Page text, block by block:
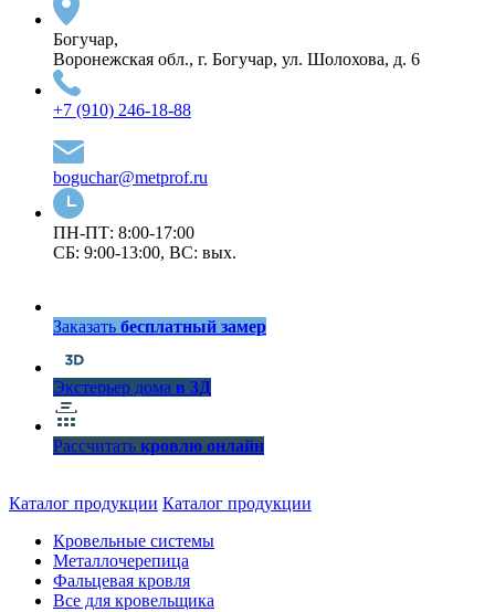
Богучар,
Воронежская обл., г. Богучар, ул. Шолохова, д. 6
+7 (910) 246-18-88
boguchar@metprof.ru
ПН-ПТ: 8:00-17:00
СБ: 9:00-13:00, ВС: вых.
Заказать бесплатный замер
Экстерьер дома в 3Д
Рассчитать кровлю онлайн
Каталог продукции Каталог продукции
Кровельные системы
Металлочерепица
Фальцевая кровля
Все для кровельщика